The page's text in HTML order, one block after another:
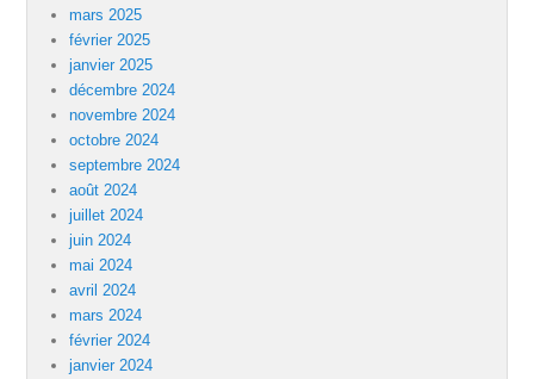
mars 2025
février 2025
janvier 2025
décembre 2024
novembre 2024
octobre 2024
septembre 2024
août 2024
juillet 2024
juin 2024
mai 2024
avril 2024
mars 2024
février 2024
janvier 2024